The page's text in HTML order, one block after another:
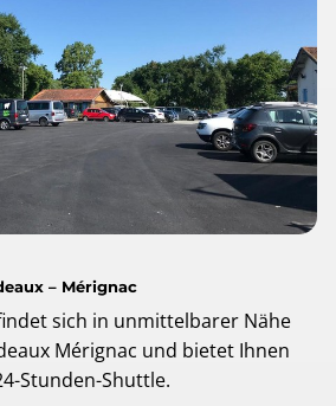
– Mérignac
sich in unmittelbarer Nähe
Mérignac und bietet Ihnen
Stunden-Shuttle.